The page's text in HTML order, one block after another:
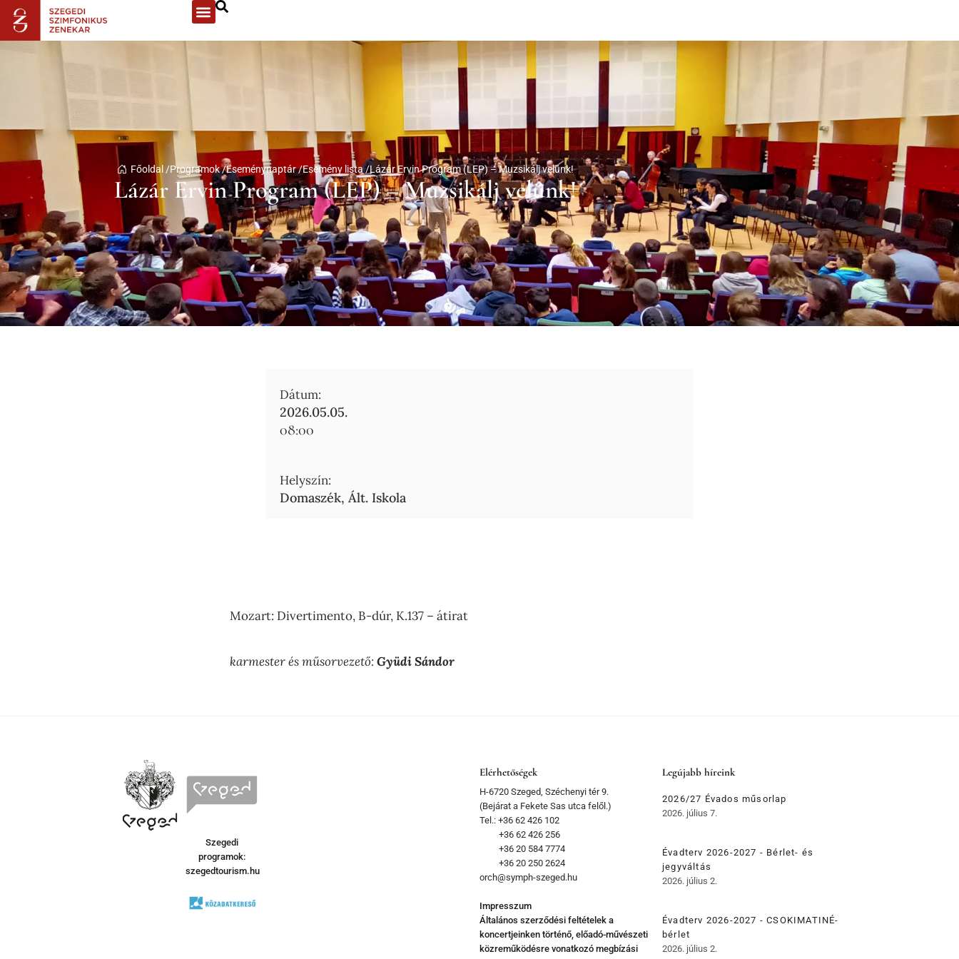
Főoldal /Programok /Eseménynaptár /Esemény lista /Lázár Ervin Program (LEP) – Muzsikálj velünk!
Lázár Ervin Program (LEP) – Muzsikálj velünk!
Dátum:
2026.05.05.
08:00
Helyszín:
Domaszék, Ált. Iskola
Mozart: Divertimento, B-dúr, K.137 – átirat
karmester és műsorvezető:Gyüdi Sándor
Szegedi
programok:
szegedtourism.hu
Elérhetőségek
H-6720 Szeged, Széchenyi tér 9.
(Bejárat a Fekete Sas utca felől.)
Tel.: +36 62 426 102
+36 62 426 256
+36 20 584 7774
+36 20 250 2624
orch@symph-szeged.hu
Impresszum
Általános szerződési feltételek a
koncertjeinken történő, előadó-művészeti
közreműködésre vonatkozó megbízási
Legújabb híreink
2026/27 Évados műsorlap
2026. július 7.
Évadterv 2026-2027 - Bérlet- és
jegyváltás
2026. július 2.
Évadterv 2026-2027 - CSOKIMATINÉ-
bérlet
2026. július 2.